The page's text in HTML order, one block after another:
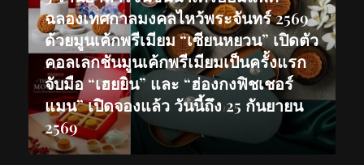
ฉลองเทศกาลมงคลไหว้พระจันทร์ 2569
ด้วยมูนเค้กพรีเมียม “เซียนหยวน” เปิดตัว
คอลเลกชันมูนเค้กพรีเมียมเป็นครั้งแรก
จับมือ “เฮยยิน” และ “ฮ่องกงฟิชเชอร์
แมน” เปิดจองแล้ว วันนี้ถึง 25 กันยายน
2569